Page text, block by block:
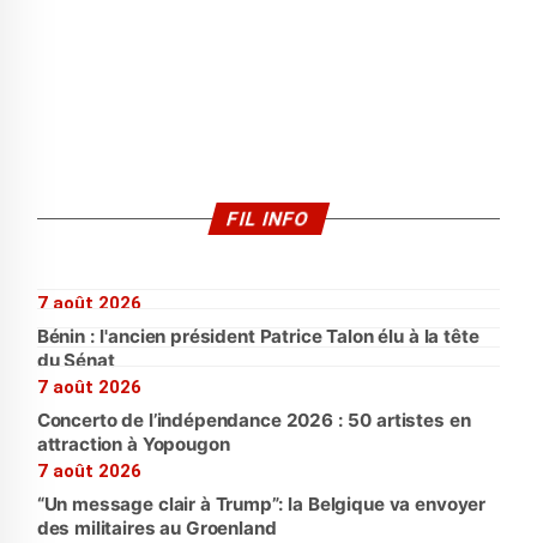
FIL INFO
7 août 2026
Bénin : l'ancien président Patrice Talon élu à la tête
du Sénat
7 août 2026
Concerto de l’indépendance 2026 : 50 artistes en
attraction à Yopougon
7 août 2026
“Un message clair à Trump”: la Belgique va envoyer
des militaires au Groenland